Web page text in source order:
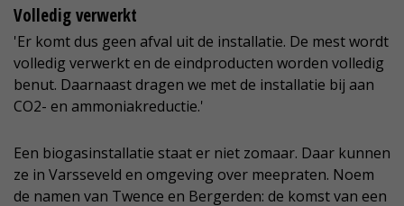
Volledig verwerkt
'Er komt dus geen afval uit de installatie. De mest wordt
volledig verwerkt en de eindproducten worden volledig
benut. Daarnaast dragen we met de installatie bij aan
CO2- en ammoniakreductie.'
Een biogasinstallatie staat er niet zomaar. Daar kunnen
ze in Varsseveld en omgeving over meepraten. Noem
de namen van Twence en Bergerden: de komst van een